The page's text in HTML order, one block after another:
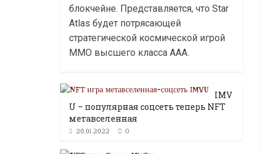
блокчейне. Представляется, что Star
Atlas будет потрясающей
стратегической космической игрой
MMO высшего класса ААА.
IMV
U – популярная соцсеть теперь NFT
метавселенная
20.01.2022 0